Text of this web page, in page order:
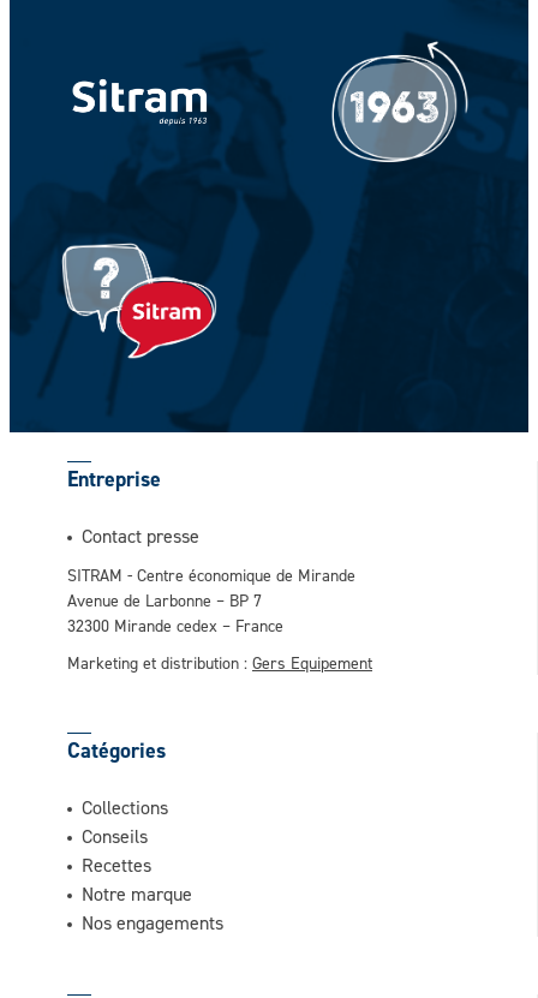
Votre Nom *
Entreprise
Contact presse
SITRAM - Centre économique de Mirande
Avenue de Larbonne – BP 7
32300 Mirande cedex – France
Marketing et distribution : Gers Equipement
Catégories
Collections
Conseils
Recettes
Notre marque
Nos engagements